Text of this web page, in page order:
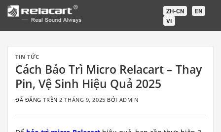
Chuyển
đến
nội
ZH-CN
EN
VI
TIN TỨC
Cách Bảo Trì Micro Relacart – Thay
Pin, Vệ Sinh Hiệu Quả 2025
ĐÃ ĐĂNG TRÊN2 THÁNG 9, 2025 BỞI ADMIN